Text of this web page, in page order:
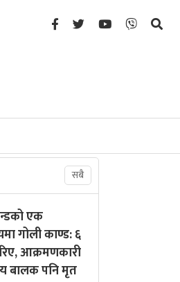
सबै
एक
गोली काण्ड: ६
आक्रमणकारी
बालक पनि मृत